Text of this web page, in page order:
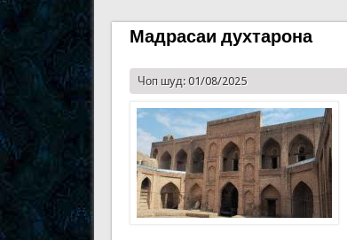
Мадрасаи духтарона
Чоп шуд: 01/08/2025